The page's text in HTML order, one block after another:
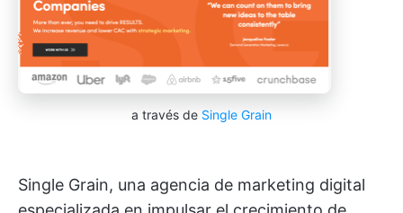
a través de Single Grain
Single Grain, una agencia de marketing digital